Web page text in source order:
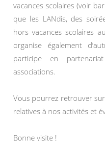
vacances scolaires (voir
que les LANdis, des
hors vacances scolaires
organise également
participe en
associations.
Vous pourrez retrouver
relatives à nos activités et
Bonne visite !